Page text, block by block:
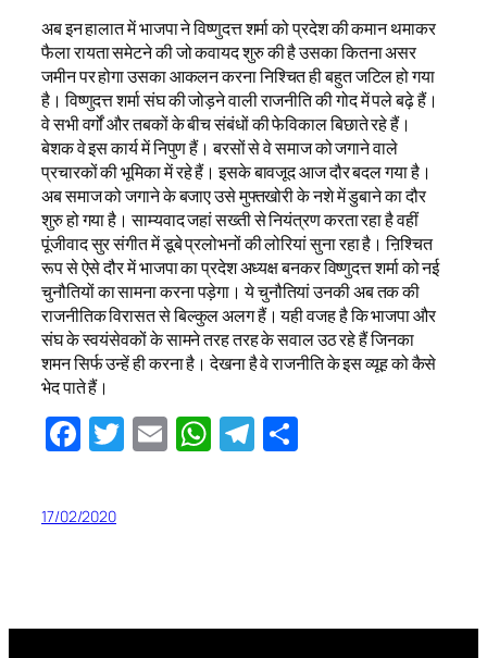
अब इन हालात में भाजपा ने विष्णुदत्त शर्मा को प्रदेश की कमान थमाकर
फैला रायता समेटने की जो कवायद शुरु की है उसका कितना असर
जमीन पर होगा उसका आकलन करना निश्चित ही बहुत जटिल हो गया
है। विष्णुदत्त शर्मा संघ की जोड़ने वाली राजनीति की गोद में पले बढ़े हैं।
वे सभी वर्गों और तबकों के बीच संबंधों की फेविकाल बिछाते रहे हैं।
बेशक वे इस कार्य में निपुण हैं। बरसों से वे समाज को जगाने वाले
प्रचारकों की भूमिका में रहे हैं। इसके बावजूद आज दौर बदल गया है।
अब समाज को जगाने के बजाए उसे मुफ्तखोरी के नशे में डुबाने का दौर
शुरु हो गया है। साम्यवाद जहां सख्ती से नियंत्रण करता रहा है वहीं
पूंजीवाद सुर संगीत में डूबे प्रलोभनों की लोरियां सुना रहा है। ऩिश्चित
रूप से ऐसे दौर में भाजपा का प्रदेश अध्यक्ष बनकर विष्णुदत्त शर्मा को नई
चुनौतियों का सामना करना पड़ेगा। ये चुनौतियां उनकी अब तक की
राजनीतिक विरासत से बिल्कुल अलग हैं। यही वजह है कि भाजपा और
संघ के स्वयंसेवकों के सामने तरह तरह के सवाल उठ रहे हैं जिनका
शमन सिर्फ उन्हें ही करना है। देखना है वे राजनीति के इस व्यूह को कैसे
भेद पाते हैं।
Facebook
Twitter
EmailWhatsApp
Telegram
17/02/2020